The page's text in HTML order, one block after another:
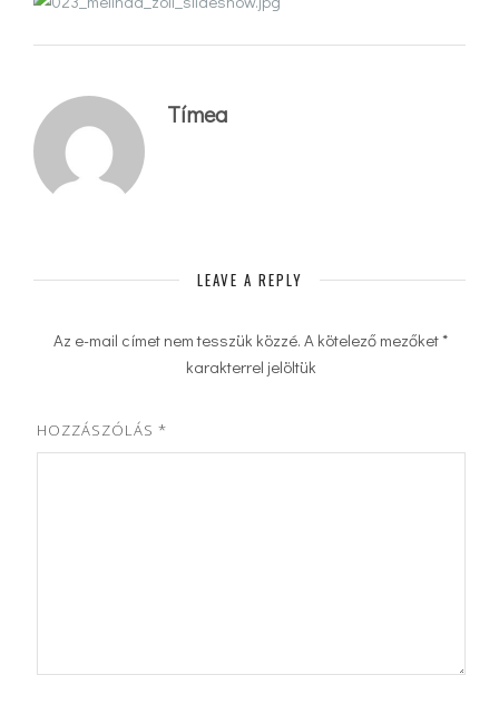
Tímea
LEAVE A REPLY
Az e-mail címet nem tesszük közzé. A kötelező mezőket*
karakterrel jelöltük
HOZZÁSZÓLÁS *